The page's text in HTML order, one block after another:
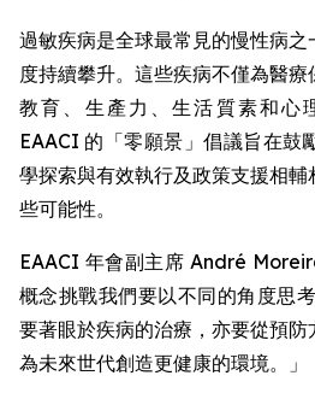
過敏疾病是全球最常見的慢性病
度持續攀升。這些疾病不僅為醫
教育、生產力、生活質素和心
EAACI 的「零願景」倡議旨在鼓
學探索與有效執行及政策支援相
些可能性。
EAACI 年會副主席 André
概念挑戰我們要以不同的角度思
要著眼於疾病的治療，亦要從預防
為未來世代創造更健康的環境。」